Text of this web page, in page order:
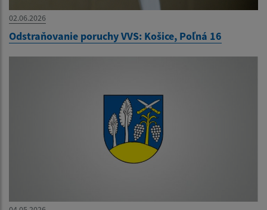
02.06.2026
Odstraňovanie poruchy VVS: Košice, Poľná 16